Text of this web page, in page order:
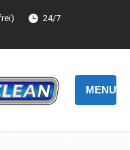
24/7
MENU